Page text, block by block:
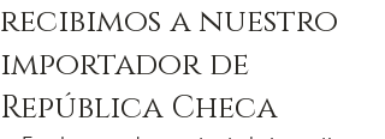
recibimos a nuestro
importador de
República Checa